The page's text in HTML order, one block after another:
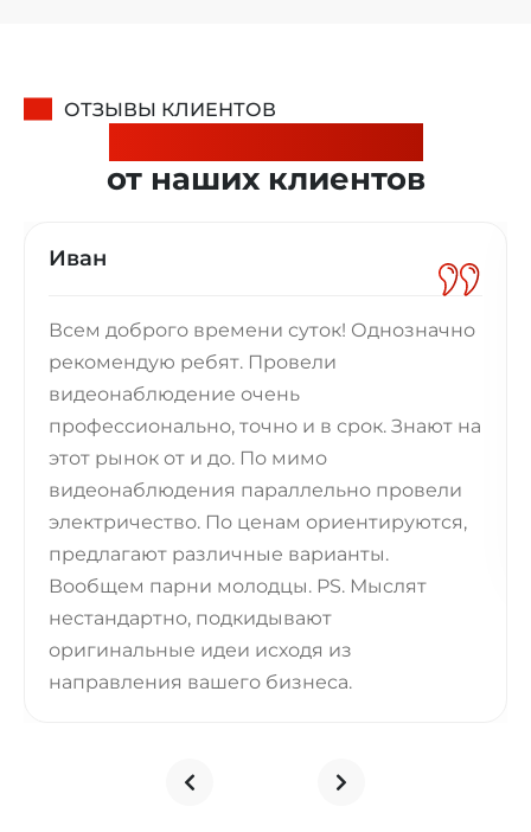
ОТЗЫВЫ КЛИЕНТОВ
от наших клиентов
Всем доброго времени суток! Однозначно
рекомендую ребят. Провели
видеонаблюдение очень
профессионально, точно и в срок. Знают на
этот рынок от и до. По мимо
видеонаблюдения параллельно провели
электричество. По ценам ориентируются,
предлагают различные варианты.
Вообщем парни молодцы. PS. Мыслят
нестандартно, подкидывают
оригинальные идеи исходя из
направления вашего бизнеса.
Иван